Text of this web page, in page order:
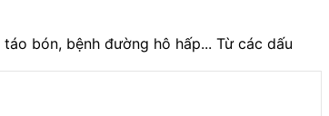
bón, bệnh đường hô hấp... Từ các dấu